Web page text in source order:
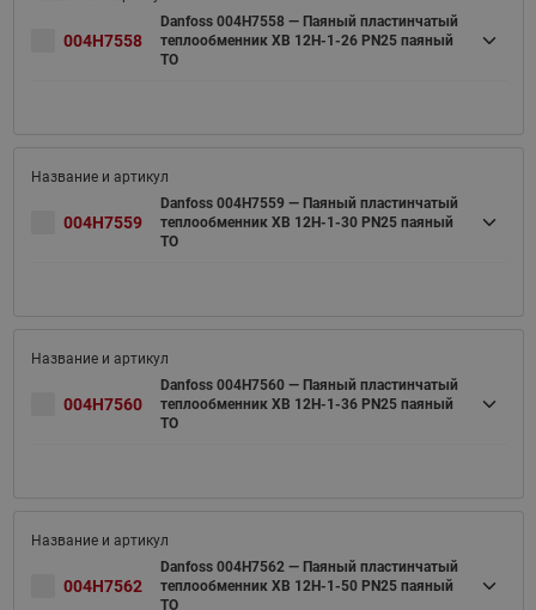
004H7558
Danfoss 004H7558 — Паяный пластинчатый
теплообменник XB 12H-1-26 PN25 паяный
ТО
004H7559
Danfoss 004H7559 — Паяный пластинчатый
теплообменник XB 12H-1-30 PN25 паяный
ТО
004H7560
Danfoss 004H7560 — Паяный пластинчатый
теплообменник XB 12H-1-36 PN25 паяный
ТО
004H7562
Danfoss 004H7562 — Паяный пластинчатый
теплообменник XB 12H-1-50 PN25 паяный
ТО